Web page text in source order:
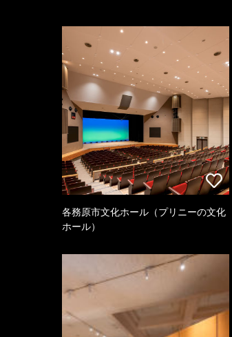
各務原市文化ホール（プリニーの文化
ホール）